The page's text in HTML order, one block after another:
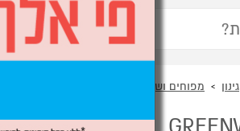
גינון מפוחים ושואבי עלים